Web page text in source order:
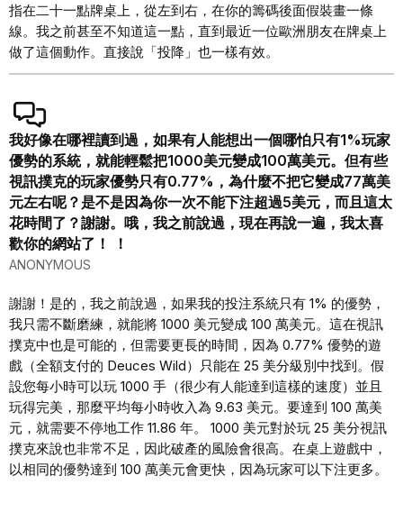
指在二十一點牌桌上，從左到右，在你的籌碼後面假裝畫一條
線。我之前甚至不知道這一點，直到最近一位歐洲朋友在牌桌上
做了這個動作。直接說「投降」也一樣有效。
我好像在哪裡讀到過，如果有人能想出一個哪怕只有1%玩家
優勢的系統，就能輕鬆把1000美元變成100萬美元。但有些
視訊撲克的玩家優勢只有0.77%，為什麼不把它變成77萬美
元左右呢？是不是因為你一次不能下注超過5美元，而且這太
花時間了？謝謝。哦，我之前說過，現在再說一遍，我太喜
歡你的網站了！ ！
ANONYMOUS
謝謝！是的，我之前說過，如果我的投注系統只有 1% 的優勢，
我只需不斷磨練，就能將 1000 美元變成 100 萬美元。這在視訊
撲克中也是可能的，但需要更長的時間，因為 0.77% 優勢的遊
戲（全額支付的 Deuces Wild）只能在 25 美分級別中找到。假
設您每小時可以玩 1000 手（很少有人能達到這樣的速度）並且
玩得完美，那麼平均每小時收入為 9.63 美元。要達到 100 萬美
元，就需要不停地工作 11.86 年。 1000 美元對於玩 25 美分視訊
撲克來說也非常不足，因此破產的風險會很高。在桌上遊戲中，
以相同的優勢達到 100 萬美元會更快，因為玩家可以下注更多。